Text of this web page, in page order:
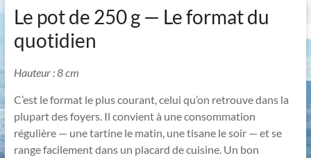
Le pot de 250 g — Le format du
quotidien
Hauteur : 8 cm
C’est le format le plus courant, celui qu’on retrouve dans la
plupart des foyers. Il convient à une consommation
régulière — une tartine le matin, une tisane le soir — et se
range facilement dans un placard de cuisine. Un bon